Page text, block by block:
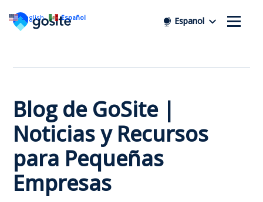
Espanol
Blog de GoSite |
Noticias y Recursos
para Pequeñas
Empresas
English Español